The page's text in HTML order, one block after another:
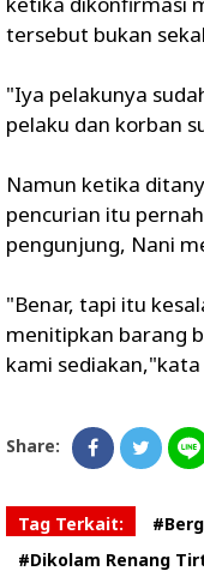
tersebut bukan
"Iya pelakunya
pelaku dan korban
Namun ketika
pencurian itu
pengunjung, Nani
"Benar, tapi itu
menitipkan barang
kami sediakan,"kata
Share:
Tag Terkait:
#Dikolam Renang